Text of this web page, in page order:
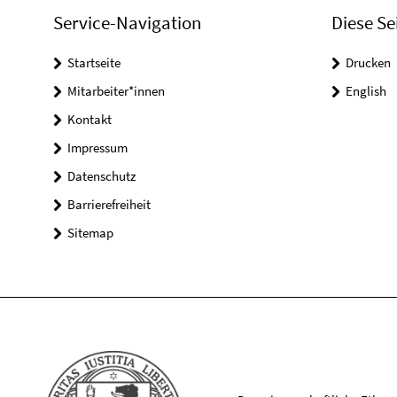
Service-Navigation
Startseite
Mitarbeiter*innen
Kontakt
Impressum
Datenschutz
Barrierefreiheit
Sitemap
Diese
Drucken
English